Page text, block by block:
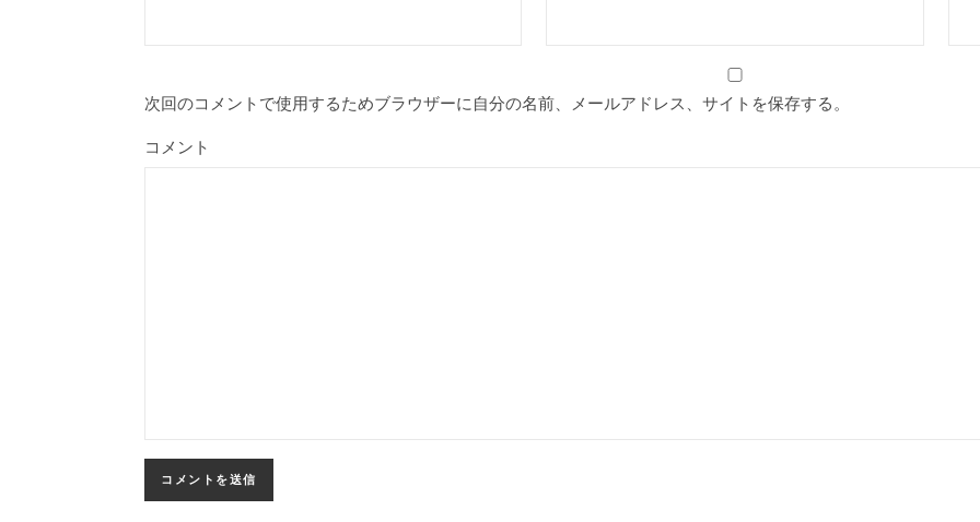
次回のコメントで使用するためブラウザーに自分の名前、メールアドレス、サイトを保存する。
コメント